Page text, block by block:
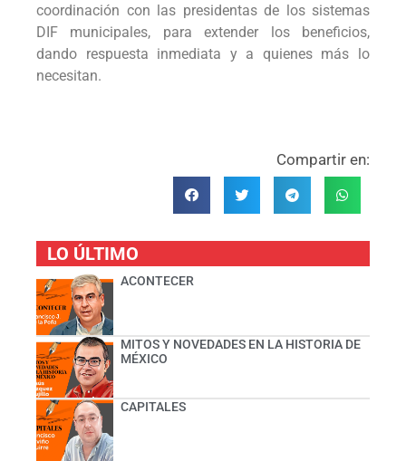
coordinación con las presidentas de los sistemas
DIF municipales, para extender los beneficios,
dando respuesta inmediata y a quienes más lo
necesitan.
Compartir en:
LO ÚLTIMO
ACONTECER
MITOS Y NOVEDADES EN LA HISTORIA DE
MÉXICO
CAPITALES